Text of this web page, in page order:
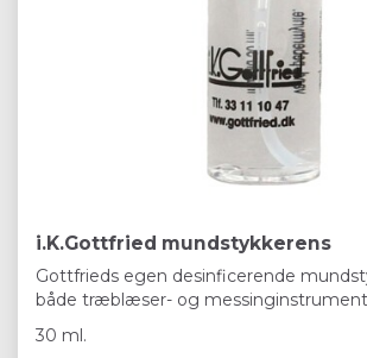
i.K.Gottfried mundstykkerens
Gottfrieds egen desinficerende
både træblæser- og
30 ml.